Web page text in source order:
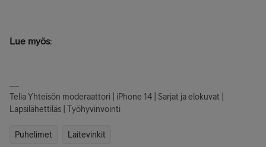
Lue myös:
Telia Yhteisön moderaattori | iPhone 14 | Sarjat ja elokuvat |
Lapsilähettiläs | Työhyvinvointi
Puhelimet Laitevinkit